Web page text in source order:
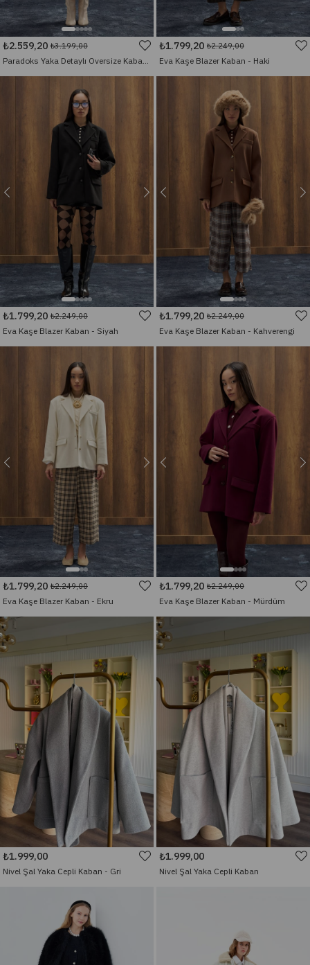
₺2.559,20 ₺3.199,00
Paradoks Yaka Detaylı Oversize Kaban - Ekru
₺1.799,20 ₺2.249,00
Eva Kaşe Blazer Kaban - Haki
₺1.799,20 ₺2.249,00
Eva Kaşe Blazer Kaban - Siyah
₺1.799,20 ₺2.249,00
Eva Kaşe Blazer Kaban - Kahverengi
₺1.799,20 ₺2.249,00
Eva Kaşe Blazer Kaban - Ekru
₺1.799,20 ₺2.249,00
Eva Kaşe Blazer Kaban - Mürdüm
₺1.999,00
Nivel Şal Yaka Cepli Kaban - Gri
₺1.999,00
Nivel Şal Yaka Cepli Kaban